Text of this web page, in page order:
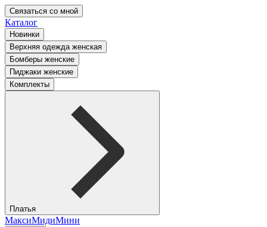
Связаться со мной
Каталог
Новинки
Верхняя одежда женская
Бомберы женские
Пиджаки женские
Комплекты
Платья
МаксиМидиМини